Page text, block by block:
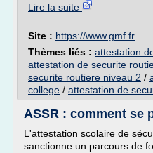
Lire la suite
Site : https://www.gmf.fr
Thèmes liés : attestation
attestation de securite
securite routiere niveau 2 /
college / attestation de
ASSR : comment se
L'attestation scolaire de
sanctionne un parcours de